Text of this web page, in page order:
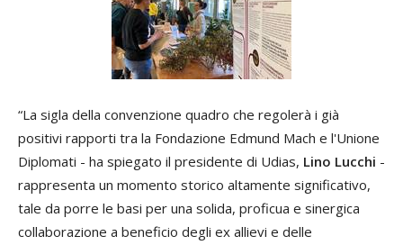
“La sigla della convenzione quadro che regolerà i già
positivi rapporti tra la Fondazione Edmund Mach e l'Unione
Diplomati - ha spiegato il presidente di Udias, Lino Lucchi -
rappresenta un momento storico altamente significativo,
tale da porre le basi per una solida, proficua e sinergica
collaborazione a beneficio degli ex allievi e delle